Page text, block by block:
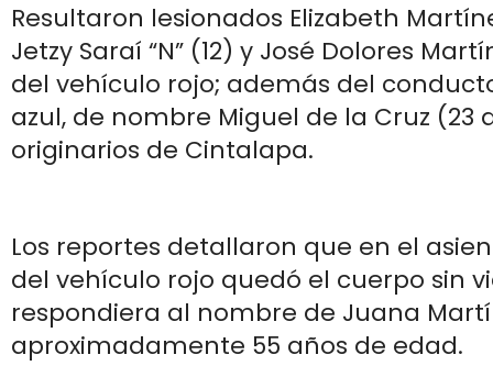
Resultaron lesionados Elizabeth
Jetzy Saraí “N” (12) y José Dolores
del vehículo rojo; además del
azul, de nombre Miguel de la Cruz (23
originarios de Cintalapa.
Los reportes detallaron que en el
del vehículo rojo quedó el cuerpo sin
respondiera al nombre de Juana
aproximadamente 55 años de edad.